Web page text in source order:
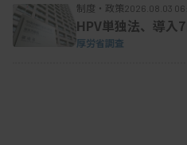
制度・政策2026.08.03
HPV単独法、導入
厚労省調査